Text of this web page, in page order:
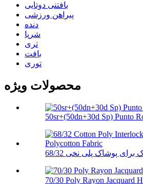
بافتنی دوتایی
پیراهن ورزشی
دنده
شرپا
تری
بافت
توری
محصولات ویژه
50sr+(50dn+30d Sp) Punto